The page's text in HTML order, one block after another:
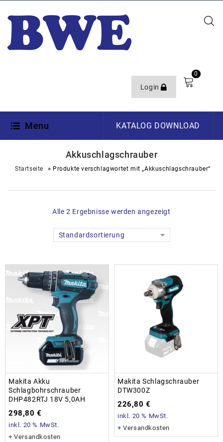
Login
0
Menu KATALOG DOWNLOAD
Akkuschlagschrauber
Startseite » Produkte verschlagwortet mit „Akkuschlagschrauber“
Alle 2 Ergebnisse werden angezeigt
Standardsortierung
Makita Akku
Schlagbohrschrauber
DHP482RTJ 18V 5,0AH
298,80€
inkl. 20 % MwSt.
+Versandkosten
Makita Schlagschrauber
DTW300Z
226,80€
inkl. 20 % MwSt.
+Versandkosten